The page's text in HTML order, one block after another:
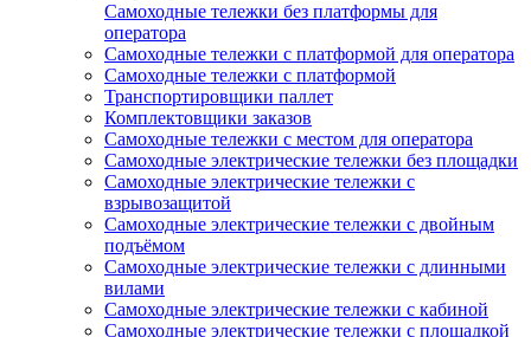
Самоходные тележки без платформы для
оператора
Самоходные тележки с платформой для оператора
Самоходные тележки с платформой
Транспортировщики паллет
Комплектовщики заказов
Самоходные тележки с местом для оператора
Самоходные электрические тележки без площадки
Самоходные электрические тележки с
взрывозащитой
Самоходные электрические тележки с двойным
подъёмом
Самоходные электрические тележки с длинными
вилами
Самоходные электрические тележки с кабиной
Самоходные электрические тележки с площадкой